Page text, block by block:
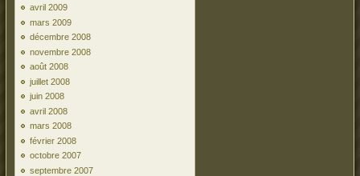
avril 2009
mars 2009
décembre 2008
novembre 2008
août 2008
juillet 2008
juin 2008
avril 2008
mars 2008
février 2008
octobre 2007
septembre 2007